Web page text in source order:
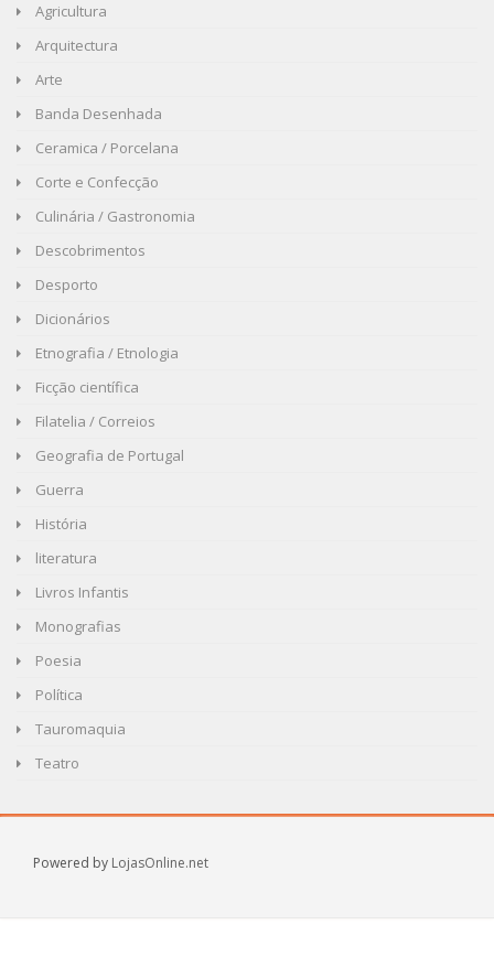
Agricultura
Arquitectura
Arte
Banda Desenhada
Ceramica / Porcelana
Corte e Confecção
Culinária / Gastronomia
Descobrimentos
Desporto
Dicionários
Etnografia / Etnologia
Ficção científica
Filatelia / Correios
Geografia de Portugal
Guerra
História
literatura
Livros Infantis
Monografias
Poesia
Política
Tauromaquia
Teatro
Powered by LojasOnline.net